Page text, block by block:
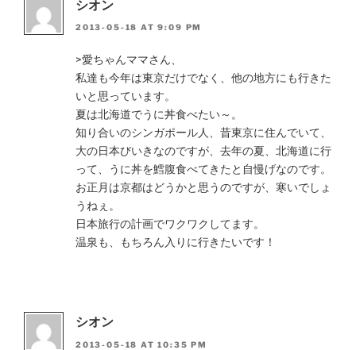
シオン
2013-05-18 AT 9:09 PM
>愛ちゃんママさん、
私達も今年は東京だけでなく、他の地方にも行きた
いと思っています。
夏は北海道でうに丼食べたい～。
知り合いのシンガポール人、昔東京に住んでいて、
大の日本びいきなのですが、去年の夏、北海道に行
って、うに丼を鱈腹食べてきたと自慢げなのです。
お正月は京都はどうかと思うのですが、寒いでしょ
うねぇ。
日本旅行の計画でワクワクしてます。
温泉も、もちろん入りに行きたいです！
シオン
2013-05-18 AT 10:35 PM